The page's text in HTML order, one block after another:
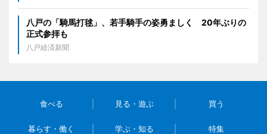
八戸の「騎馬打毬」、若手騎手の姿勇ましく 20年ぶりの
正式参拝も
八戸経済新聞
食べる 見る・遊ぶ 買う
暮らす・働く 学ぶ・知る 特集